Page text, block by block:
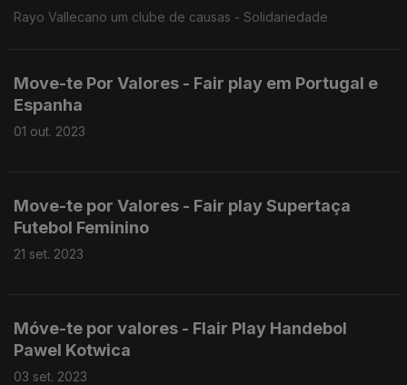
Rayo Vallecano um clube de causas - Solidariedade
Move-te Por Valores - Fair play em Portugal e
Espanha
01 out. 2023
Move-te por Valores - Fair play Supertaça
Futebol Feminino
21 set. 2023
Móve-te por valores - Flair Play Handebol
Pawel Kotwica
03 set. 2023